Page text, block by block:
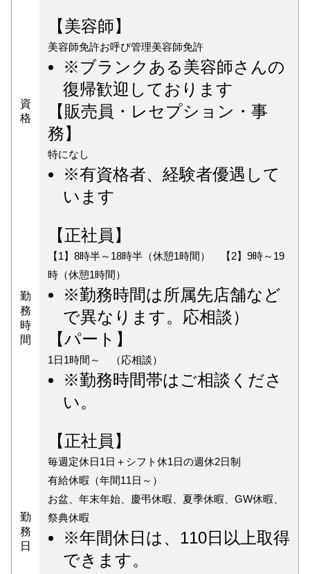
資
格
【美容師】
美容師免許お呼び管理美容師免許
※ブランクある美容師さんの
復帰歓迎しております
【販売員・レセプション・事
務】
特になし
※有資格者、経験者優遇して
います
勤
務
時
間
【正社員】
【1】8時半～18時半（休憩1時間） 【2】9時～19
時（休憩1時間）
※勤務時間は所属先店舗など
で異なります。応相談）
【パート】
1日1時間～ （応相談）
※勤務時間帯はご相談くださ
い。
勤
務
日
【正社員】
毎週定休日1日＋シフト休1日の週休2日制
有給休暇（年間11日～）
お盆、年末年始、慶弔休暇、夏季休暇、GW休暇、
祭典休暇
※年間休日は、110日以上取得
できます。